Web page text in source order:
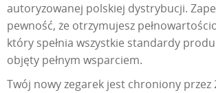
autoryzowanej polskiej dystrybucji.
pewność, że otrzymujesz
który spełnia wszystkie standardy
objęty pełnym wsparciem.
Twój nowy zegarek jest chroniony przez